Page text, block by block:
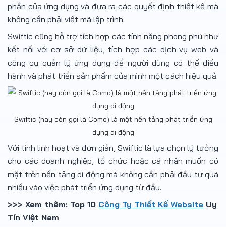
phần của ứng dụng và đưa ra các quyết định thiết kế mà
không cần phải viết mã lập trình.
Swiftic cũng hỗ trợ tích hợp các tính năng phong phú như
kết nối với cơ sở dữ liệu, tích hợp các dịch vụ web và
công cụ quản lý ứng dụng để người dùng có thể điều
hành và phát triển sản phẩm của mình một cách hiệu quả.
Swiftic (hay còn gọi là Como) là một nền tảng phát triển ứng
dụng di động
Với tính linh hoạt và đơn giản, Swiftic là lựa chọn lý tưởng
cho các doanh nghiệp, tổ chức hoặc cá nhân muốn có
mặt trên nền tảng di động mà không cần phải đầu tư quá
nhiều vào việc phát triển ứng dụng từ đầu.
>>> Xem thêm: Top 10 Công Ty Thiết Kế Website Uy
Tín Việt Nam